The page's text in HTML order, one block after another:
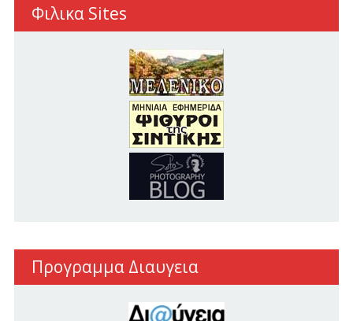
Φιλικα Sites
Προγραμμα Διαυγεια